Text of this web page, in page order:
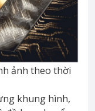
ảnh theo thời
khung hình,